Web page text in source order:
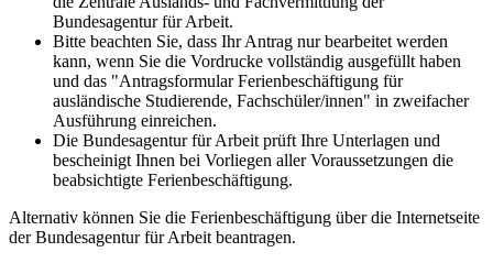
Bundesagentur für Arbeit.
Bitte beachten Sie, dass Ihr Antrag nur bearbeitet werden
kann, wenn Sie die Vordrucke vollständig ausgefüllt haben
und das "Antragsformular Ferienbeschäftigung für
ausländische Studierende, Fachschüler/innen" in zweifacher
Ausführung einreichen.
Die Bundesagentur für Arbeit prüft Ihre Unterlagen und
bescheinigt Ihnen bei Vorliegen aller Voraussetzungen die
beabsichtigte Ferienbeschäftigung.
Alternativ können Sie die Ferienbeschäftigung über die Internetseite
der Bundesagentur für Arbeit beantragen.